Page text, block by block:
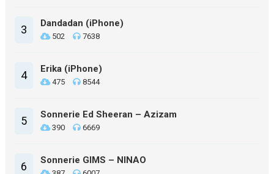
3 Dandadan (iPhone)
502 7638
4 Erika (iPhone)
475 8544
5 Sonnerie Ed Sheeran – Azizam
390 6669
6 Sonnerie GIMS – NINAO